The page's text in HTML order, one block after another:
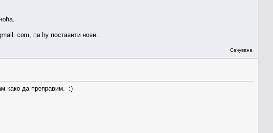
com, па ћу поставити нови.
Сачувана
како да преправим. :)